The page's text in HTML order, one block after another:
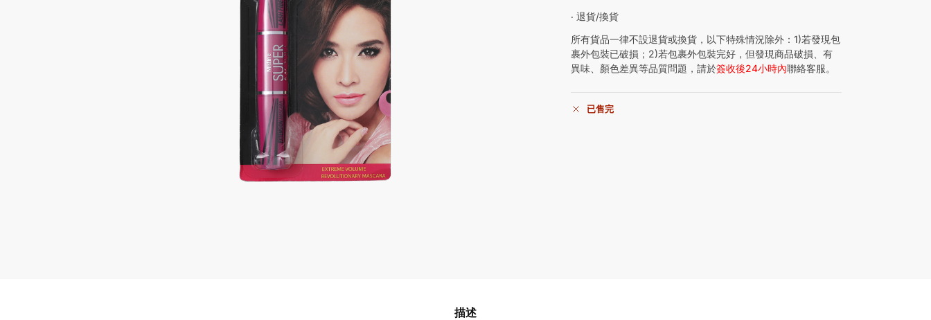
‧ 退貨/換貨
所有貨品一律不設退貨或換貨，以下特殊情況除外：1)若發現包
裹外包裝已破損；2)若包裹外包裝完好，但發現商品破損、有
異味、顏色差異等品質問題，請於簽收後24小時內聯絡客服。
已售完
描述